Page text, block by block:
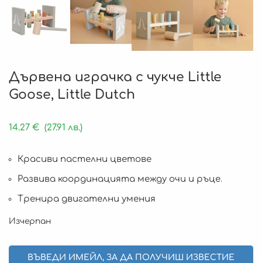
Дървена играчка с чукче Little
Goose, Little Dutch
14.27 € (27.91 лв.)
Красиви пастелни цветове
Развива координацията между очи и ръце.
Тренира двигателни умения
Изчерпан
ВЪВЕДИ ИМЕЙЛ, ЗА ДА ПОЛУЧИШ ИЗВЕСТИЕ